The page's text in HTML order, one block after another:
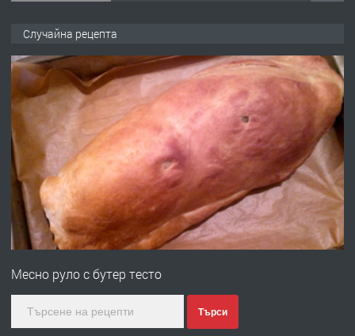
преди 1 година
ПРЕДЛАГА Работа за общи работници
преди 1 година
ПРЕДЛАГА
Първи поход "По стъпките на Ангел
Случайна рецепта
Месно руло с бутер тесто
Търси